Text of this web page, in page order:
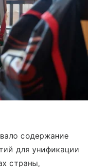
содержание
для унификации
страны,